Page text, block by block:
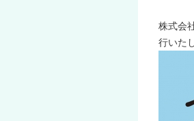
株式会
行いた